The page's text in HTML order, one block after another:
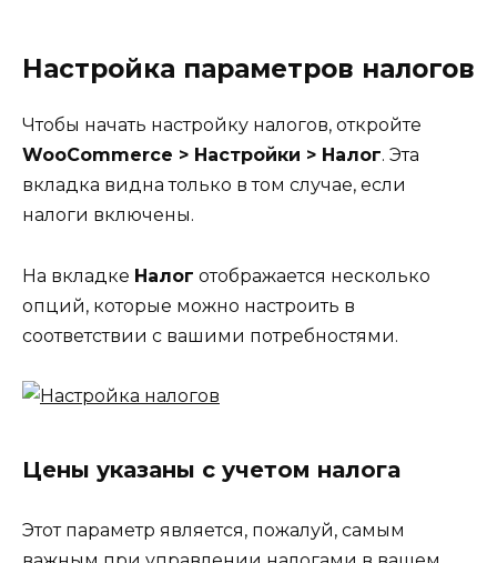
Настройка параметров налогов
Чтобы начать настройку налогов, откройте
WooCommerce > Настройки > Налог. Эта
вкладка видна только в том случае, если
налоги включены.
На вкладке Налог отображается несколько
опций, которые можно настроить в
соответствии с вашими потребностями.
Цены указаны с учетом налога
Этот параметр является, пожалуй, самым